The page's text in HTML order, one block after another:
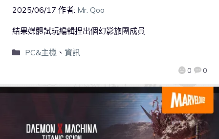
2025/06/17 作者: Mr. Qoo
0 0
結果媒體試玩編輯捏出個幻影旅團成員
PC&主機、 資訊